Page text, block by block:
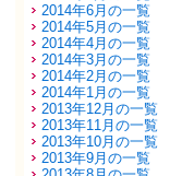
2014年6月の一覧
2014年5月の一覧
2014年4月の一覧
2014年3月の一覧
2014年2月の一覧
2014年1月の一覧
2013年12月の一覧
2013年11月の一覧
2013年10月の一覧
2013年9月の一覧